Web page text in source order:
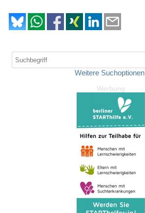
Weitere Suchoptionen
Werbung